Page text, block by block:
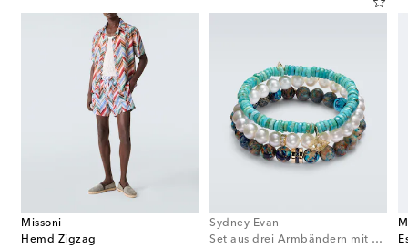
Missoni
Hemd Zigzag
Sydney Evan
Set aus drei Armbändern mit 14kt Gelbgold und Edelsteinen